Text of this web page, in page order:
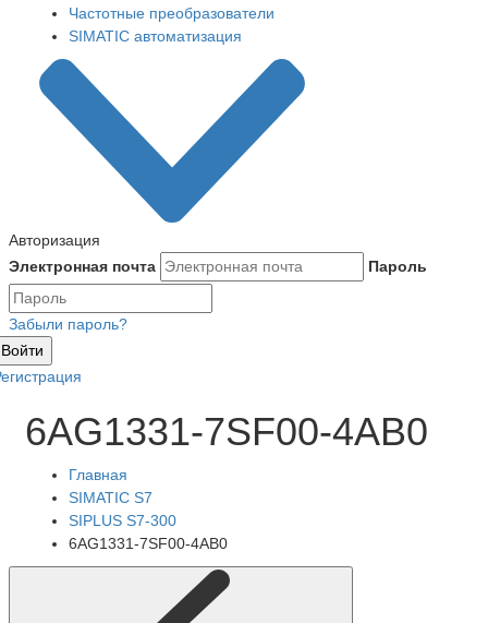
Частотные преобразователи
SIMATIC автоматизация
Авторизация
Электронная почта
Пароль
Забыли пароль?
Войти
6AG1331-7SF00-4AB0
Главная
SIMATIC S7
SIPLUS S7-300
6AG1331-7SF00-4AB0